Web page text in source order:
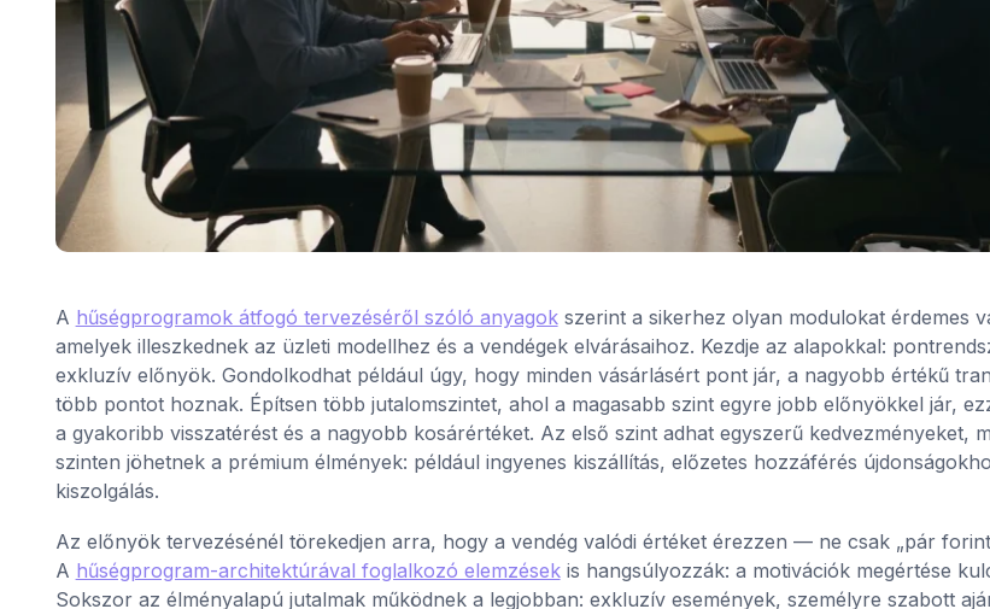
A hűségprogramok átfogó tervezéséről szóló anyagokszerint a sikerhez olyan modulokat érdemes
amelyek illeszkednek az üzleti modellhez és a vendégek elvárásaihoz. Kezdje az alapokkal:
exkluzív előnyök. Gondolkodhat például úgy, hogy minden vásárlásért pont jár, a nagyobb értékű
több pontot hoznak. Építsen több jutalomszintet, ahol a magasabb szint egyre jobb előnyökkel jár,
a gyakoribb visszatérést és a nagyobb kosárértéket. Az első szint adhat egyszerű kedvezményeket,
szinten jöhetnek a prémium élmények: például ingyenes kiszállítás, előzetes hozzáférés
kiszolgálás.
Az előnyök tervezésénél törekedjen arra, hogy a vendég valódi értéket érezzen — ne csak „pár forint
A hűségprogram-architektúrával foglalkozó elemzésekis hangsúlyozzák: a motivációk megértése
Sokszor az élményalapú jutalmak működnek a legjobban: exkluzív események, személyre szabott